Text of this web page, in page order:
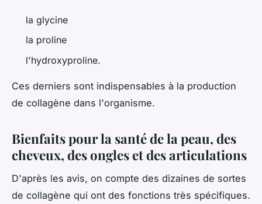
la glycine
la proline
l'hydroxyproline.
Ces derniers sont indispensables à la production
de collagène dans l'organisme.
Bienfaits pour la santé de la peau, des
cheveux, des ongles et des articulations
D'après les avis, on compte des dizaines de sortes
de collagène qui ont des fonctions très spécifiques.